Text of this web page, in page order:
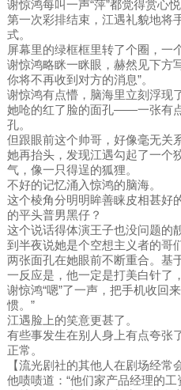
谢惊鸿每叫一声“萍”都觉得赏心悦
第一次彩排结束，江遇礼貌地将
式。
屏幕里的绿框框里转了个圈，一
谢惊鸿略眯一眯眼，赫然见下方
你将不再收到对方的消息”。
谢惊鸿有点懵，脑海里立刻浮现
她呛的红了脸的面孔——一张有
孔。
但跟眼前这个帅哥，好像毫无关
她再抬头，发现江遇勾起了一个
气，像一只得逞的狐狸。
不好的记忆涌入惊鸿的脑海。
这个棱角分明明眸善睐皮相甚好
的平头普男黑仔？
这个说话得体演王子也没问题的
到半夜说她是个空想主义者的哥
两张面孔在她眼前不断重合。基
一反应是，他一定是打美白针了
谢惊鸿“嗯”了一声，把手机收回
惯。”
江遇脸上的笑意更甚了。
有些事发生在别人身上有点夸张
正常。
【流光剧社的其他人在剧场经常
他啧啧道：“他们家产品经理的